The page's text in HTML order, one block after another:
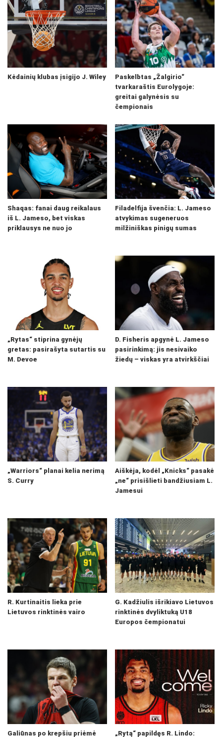
Kėdainių klubas įsigijo J. Wiley
Paskelbtas „Žalgirio“
tvarkaraštis Eurolygoje:
greitai galynėsis su
čempionais
Shaqas: fanai daug reikalaus
iš L. Jameso, bet viskas
priklausys ne nuo jo
Filadelfija švenčia: L. Jameso
atvykimas sugeneruos
milžiniškas pinigų sumas
„Rytas“ stiprina gynėjų
gretas: pasirašyta sutartis su
M. Devoe
D. Fisheris apgynė L. Jameso
pasirinkimą: jis nesivaiko
žiedų – viskas yra atvirkščiai
„Warriors“ planai kelia nerimą
S. Curry
Aiškėja, kodėl „Knicks“ pasakė
„ne“ prisišlieti bandžiusiam L.
Jamesui
R. Kurtinaitis lieka prie
Lietuvos rinktinės vairo
G. Kadžiulis išrikiavo Lietuvos
rinktinės dvyliktuką U18
Europos čempionatui
Galiūnas po krepšiu priėmė
„Rytą“ papildęs R. Lindo: